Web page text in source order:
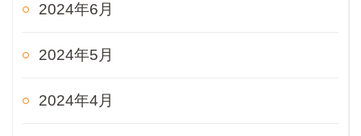
2024年6月
2024年5月
2024年4月